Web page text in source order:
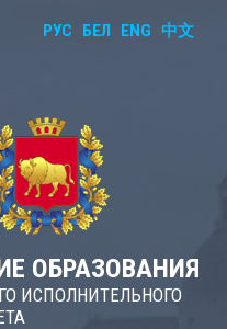
РУС БЕЛ ENG 中文
ОБРАЗОВАНИЯ
ИСПОЛНИТЕЛЬНОГО